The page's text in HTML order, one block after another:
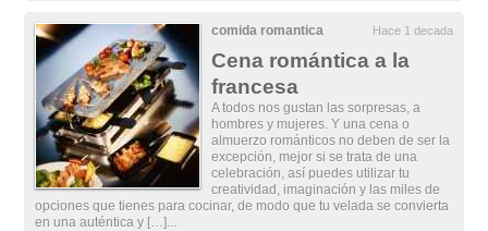
comida romantica Hace 1 decada
Cena romántica a la
francesa
A todos nos gustan las sorpresas, a
hombres y mujeres. Y una cena o
almuerzo románticos no deben de ser la
excepción, mejor si se trata de una
celebración, así puedes utilizar tu
creatividad, imaginación y las miles de
opciones que tienes para cocinar, de modo que tu velada se convierta
en una auténtica y […]...